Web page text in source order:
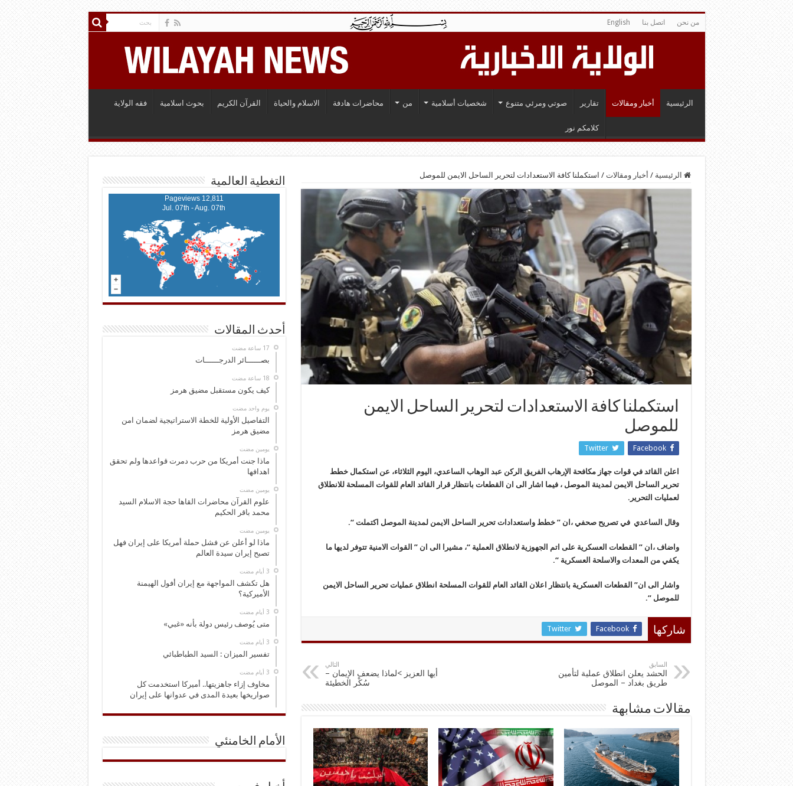
من نحن اتصل بنا English
الرئيسية أخبار ومقالات تقارير صوتي ومرئي متنوع شخصيات أسلامية من محاضرات هادفة الاسلام والحياة القرآن الكريم بحوث اسلامية فقه الولاية
كلامكم نور
الرئيسية / أخبار ومقالات / استكملنا كافة الاستعدادات لتحرير الساحل الايمن للموصل
استكملنا كافة الاستعدادات لتحرير الساحل الايمن
للموصل
Facebook
Twitter
اعلن القائد في قوات جهاز مكافحة الإرهاب الفريق الركن عبد الوهاب الساعدي، اليوم الثلاثاء، عن استكمال خطط
تحرير الساحل الايمن لمدينة الموصل ، فيما اشار الى ان القطعات بانتظار قرار القائد العام للقوات المسلحة للانطلاق
لعمليات التحرير.
وقال الساعدي في تصريح صحفي ،ان ” خطط واستعدادات تحرير الساحل الايمن لمدينة الموصل اكتملت “.
واضاف ،ان ” القطعات العسكرية على اتم الجهوزية لانطلاق العملية “، مشيرا الى ان ” القوات الامنية تتوفر لديها ما
يكفي من المعدات والاسلحة العسكرية “.
واشار الى ان” القطعات العسكرية بانتظار اعلان القائد العام للقوات المسلحة انطلاق عمليات تحرير الساحل الايمن
للموصل “.
شاركها Facebook
Twitter
السابق
الحشد يعلن انطلاق عملية لتأمين
طريق بغداد – الموصل
التالي
أيها العزيز >لماذا يضعف الإيمان –
سُكْر الخطيئة
مقالات مشابهة
التغطية العالمية
12,811 Pageviews
Jul. 07th - Aug. 07th
أحدث المقالات
بصــــــائر الدرجــــــات
كيف يكون مستقبل مضيق هرمز
‏يوم واحد مضت
التفاصيل الأولية للخطة الاستراتيجية لضمان امن
مضيق هرمز
‏يومين مضت
ماذا جنت أمريكا من حرب دمرت قواعدها ولم تحقق
اهدافها
‏يومين مضت
علوم القرآن محاضرات القاها حجة الاسلام السيد
محمد باقر الحكيم
‏يومين مضت
ماذا لو أعلن عن فشل حملة أمريكا على إيران فهل
تصبح إيران سيدة العالم
هل تكشف المواجهة مع إيران أفول الهيمنة
الأميركية؟
متى يُوصف رئيس دولة بأنه «غبي»
تفسير الميزان : السيد الطباطبائي
مخاوف إزاء جاهزيتها.. أميركا استخدمت كل
صواريخها بعيدة المدى في عدوانها على إيران
الأمام الخامنئي